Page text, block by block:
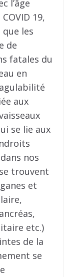
l’âge
19,
les
de
fatales du
en
aux
se lie aux
nos
trouvent
et
etc.)
de la
se